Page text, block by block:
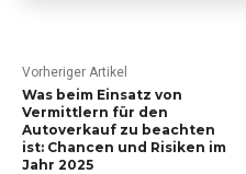
Vorheriger Artikel
Was beim Einsatz von
Vermittlern für den
Autoverkauf zu beachten
ist: Chancen und Risiken im
Jahr 2025